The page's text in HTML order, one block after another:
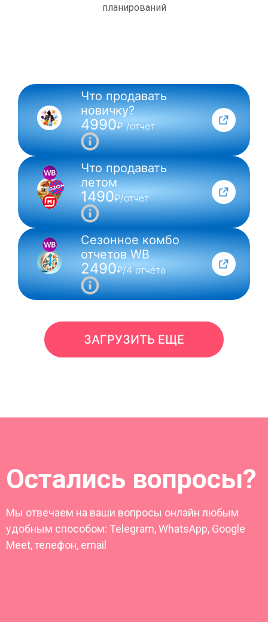
планирований
NEW
Что продавать
новичку?
4990₽ /отчет
Что продавать
летом
1490₽/отчет
Сезонное комбо
отчетов WB
2490₽/4 отчёта
ЗАГРУЗИТЬ ЕЩЕ
Остались вопросы?
Мы отвечаем на ваши вопросы онлайн любым
удобным способом: Telegram, WhatsApp, Google
Meet, телефон, email